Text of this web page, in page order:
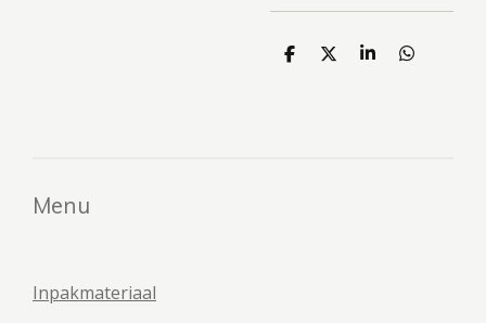
D
D
S
D
Menu
Inpakmateriaal